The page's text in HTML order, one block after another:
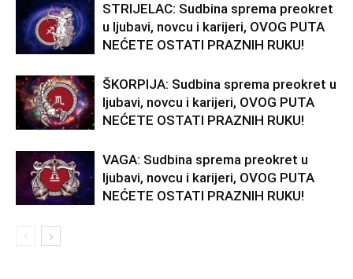
STRIJELAC: Sudbina sprema preokret
u ljubavi, novcu i karijeri, OVOG PUTA
NEĆETE OSTATI PRAZNIH RUKU!
ŠKORPIJA: Sudbina sprema preokret u
ljubavi, novcu i karijeri, OVOG PUTA
NEĆETE OSTATI PRAZNIH RUKU!
VAGA: Sudbina sprema preokret u
ljubavi, novcu i karijeri, OVOG PUTA
NEĆETE OSTATI PRAZNIH RUKU!